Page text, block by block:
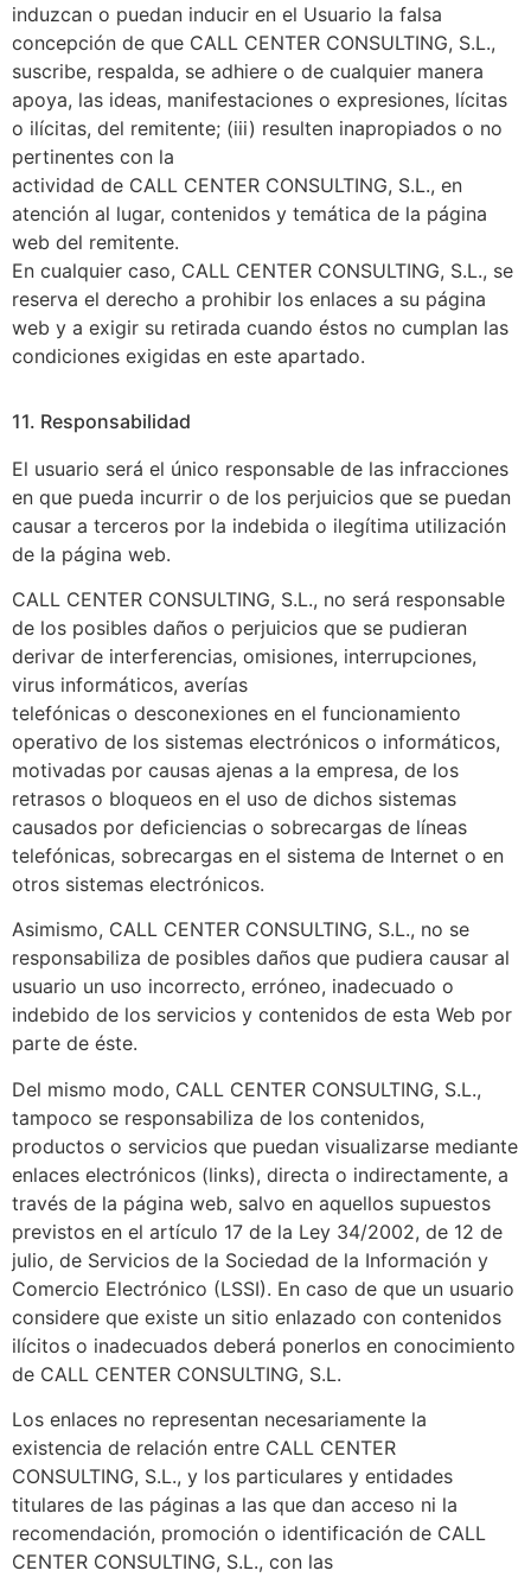
induzcan o puedan inducir en el Usuario la falsa
concepción de que CALL CENTER CONSULTING, S.L.,
suscribe, respalda, se adhiere o de cualquier manera
apoya, las ideas, manifestaciones o expresiones, lícitas
o ilícitas, del remitente; (iii) resulten inapropiados o no
pertinentes con la
actividad de CALL CENTER CONSULTING, S.L., en
atención al lugar, contenidos y temática de la página
web del remitente.
En cualquier caso, CALL CENTER CONSULTING, S.L., se
reserva el derecho a prohibir los enlaces a su página
web y a exigir su retirada cuando éstos no cumplan las
condiciones exigidas en este apartado.
11. Responsabilidad
El usuario será el único responsable de las infracciones
en que pueda incurrir o de los perjuicios que se puedan
causar a terceros por la indebida o ilegítima utilización
de la página web.
CALL CENTER CONSULTING, S.L., no será responsable
de los posibles daños o perjuicios que se pudieran
derivar de interferencias, omisiones, interrupciones,
virus informáticos, averías
telefónicas o desconexiones en el funcionamiento
operativo de los sistemas electrónicos o informáticos,
motivadas por causas ajenas a la empresa, de los
retrasos o bloqueos en el uso de dichos sistemas
causados por deficiencias o sobrecargas de líneas
telefónicas, sobrecargas en el sistema de Internet o en
otros sistemas electrónicos.
Asimismo, CALL CENTER CONSULTING, S.L., no se
responsabiliza de posibles daños que pudiera causar al
usuario un uso incorrecto, erróneo, inadecuado o
indebido de los servicios y contenidos de esta Web por
parte de éste.
Del mismo modo, CALL CENTER CONSULTING, S.L.,
tampoco se responsabiliza de los contenidos,
productos o servicios que puedan visualizarse mediante
enlaces electrónicos (links), directa o indirectamente, a
través de la página web, salvo en aquellos supuestos
previstos en el artículo 17 de la Ley 34/2002, de 12 de
julio, de Servicios de la Sociedad de la Información y
Comercio Electrónico (LSSI). En caso de que un usuario
considere que existe un sitio enlazado con contenidos
ilícitos o inadecuados deberá ponerlos en conocimiento
de CALL CENTER CONSULTING, S.L.
Los enlaces no representan necesariamente la
existencia de relación entre CALL CENTER
CONSULTING, S.L., y los particulares y entidades
titulares de las páginas a las que dan acceso ni la
recomendación, promoción o identificación de CALL
CENTER CONSULTING, S.L., con las